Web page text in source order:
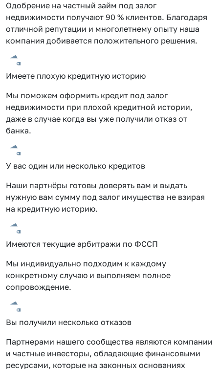
Одобрение на частный займ под залог
недвижимости получают 90 % клиентов. Благодаря
отличной репутации и многолетнему опыту наша
компания добивается положительного решения.
Имеете плохую кредитную историю
Мы поможем оформить кредит под залог
недвижимости при плохой кредитной истории,
даже в случае когда вы уже получили отказ от
банка.
У вас один или несколько кредитов
Наши партнёры готовы доверять вам и выдать
нужную вам сумму под залог имущества не взирая
на кредитную историю.
Имеются текущие арбитражи по ФССП
Мы индивидуально подходим к каждому
конкретному случаю и выполняем полное
сопровождение.
Вы получили несколько отказов
Партнерами нашего сообщества являются компании
и частные инвесторы, обладающие финансовыми
ресурсами, которые на законных основаниях